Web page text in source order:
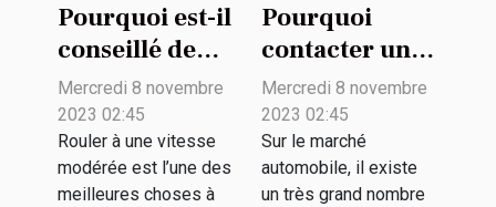
Pourquoi est-il
conseillé de
rouler à une
vitesse
modérée ?
Mercredi 8 novembre
2023 02:45
Rouler à une vitesse
modérée est l’une des
meilleures choses à
Pourquoi
contacter un
simulateur en
ligne pour un
achat de
véhicule ?
Mercredi 8 novembre
2023 02:45
Sur le marché
automobile, il existe
un très grand nombre